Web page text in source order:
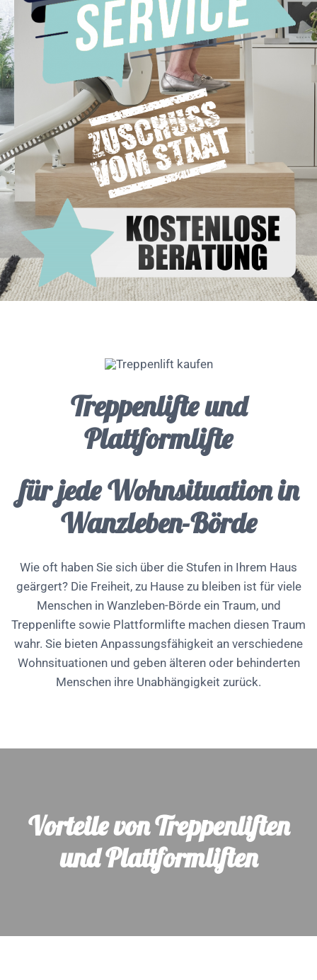
Treppenlifte und
Plattformlifte
für jede Wohnsituation in
Wanzleben-Börde
Wie oft haben Sie sich über die Stufen in Ihrem Haus
geärgert? Die Freiheit, zu Hause zu bleiben ist für viele
Menschen in Wanzleben-Börde ein Traum, und
Treppenlifte sowie Plattformlifte machen diesen Traum
wahr. Sie bieten Anpassungsfähigkeit an verschiedene
Wohnsituationen und geben älteren oder behinderten
Menschen ihre Unabhängigkeit zurück.
Vorteile von Treppenliften
und Plattformliften